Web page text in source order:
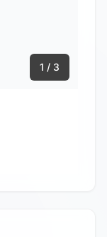
1 / 3